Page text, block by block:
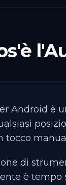
Android è
tocco
di
è tempo